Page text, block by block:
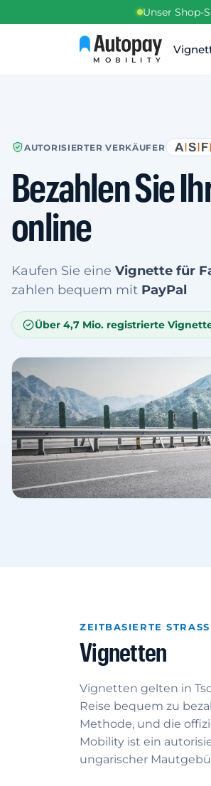
Unser Shop-
MOBILITY
AUTORISIERTER VERKÄUFER
Bezahlen Sie
online
Kaufen Sie eine Vignette für
zahlen bequem mit PayPal
Über 4,7 Mio. registrierte
ZEITBASIERTE
Vignetten
Vignetten gelten in
Reise bequem zu
Methode, und die
Mobility ist ein
ungarischer